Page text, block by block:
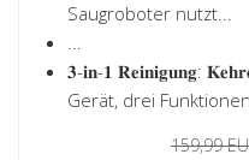
Saugroboter nutzt...
...
𝟑-𝐢𝐧-𝟏 𝐑𝐞𝐢𝐧𝐢𝐠𝐮𝐧𝐠:
Gerät, drei
159,99